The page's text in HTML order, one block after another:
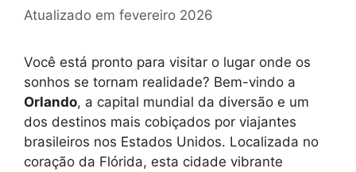
Atualizado em fevereiro 2026
Você está pronto para visitar o lugar onde os
sonhos se tornam realidade? Bem-vindo a
Orlando, a capital mundial da diversão e um
dos destinos mais cobiçados por viajantes
brasileiros nos Estados Unidos. Localizada no
coração da Flórida, esta cidade vibrante